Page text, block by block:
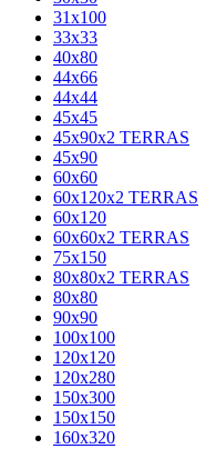
31x100
33x33
40x80
44x66
44x44
45x45
45x90x2 TERRAS
45x90
60x60
60x120x2 TERRAS
60x120
60x60x2 TERRAS
75x150
80x80x2 TERRAS
80x80
90x90
100x100
120x120
120x280
150x300
150x150
160x320